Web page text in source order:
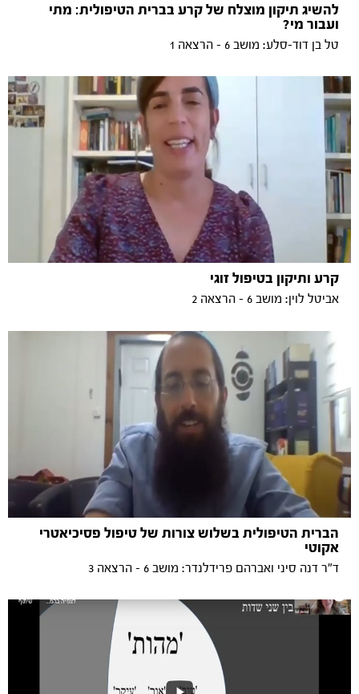
להשיג תיקון מוצלח של קרע בברית הטיפולית: מתי
ועבור מי?
טל בן דוד-סלע: מושב 6 - הרצאה 1
קרע ותיקון בטיפול זוגי
אביטל לוין: מושב 6 - הרצאה 2
הברית הטיפולית בשלוש צורות של טיפול פסיכיאטרי
אקוטי
ד"ר דנה סיני ואברהם פרידלנדר: מושב 6 - הרצאה 3